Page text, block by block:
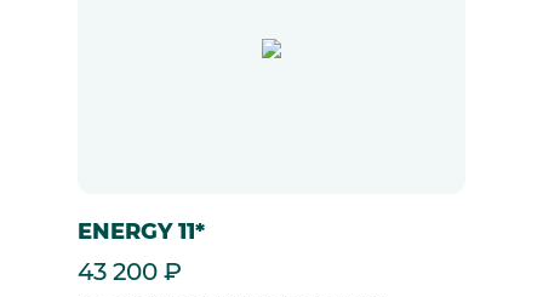
ENERGY 11*
43 200 ₽